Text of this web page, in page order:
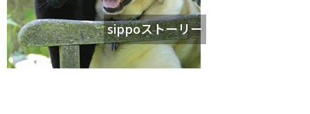
sippoストーリー